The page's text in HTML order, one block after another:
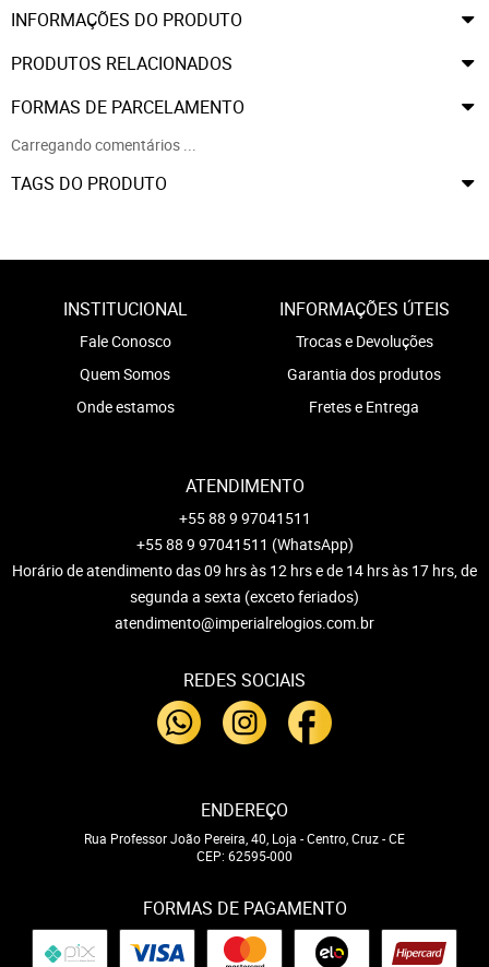
INFORMAÇÕES DO PRODUTO
PRODUTOS RELACIONADOS
FORMAS DE PARCELAMENTO
Carregando comentários ...
TAGS DO PRODUTO
INSTITUCIONAL
Fale Conosco
Quem Somos
Onde estamos
INFORMAÇÕES ÚTEIS
Trocas e Devoluções
Garantia dos produtos
Fretes e Entrega
ATENDIMENTO
+55 88 9 97041511
+55 88 9 97041511 (WhatsApp)
Horário de atendimento das 09 hrs às 12 hrs e de 14 hrs às 17 hrs, de
segunda a sexta (exceto feriados)
atendimento@imperialrelogios.com.br
REDES SOCIAIS
ENDEREÇO
Rua Professor João Pereira, 40, Loja -Centro, Cruz-CE
CEP: 62595-000
FORMAS DE PAGAMENTO